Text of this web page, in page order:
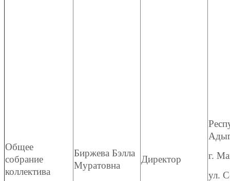
Общее
собрание
коллектива
Биржева Бэлла
Муратовна
Директор
г.
ул.